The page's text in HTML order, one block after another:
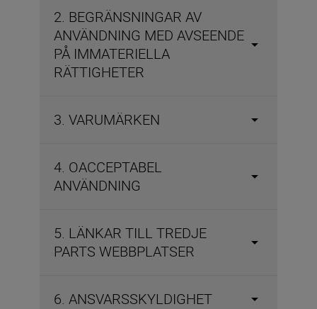
2. BEGRÄNSNINGAR AV
ANVÄNDNING MED AVSEENDE
PÅ IMMATERIELLA
RÄTTIGHETER
3. VARUMÄRKEN
4. OACCEPTABEL
ANVÄNDNING
5. LÄNKAR TILL TREDJE
PARTS WEBBPLATSER
6. ANSVARSSKYLDIGHET